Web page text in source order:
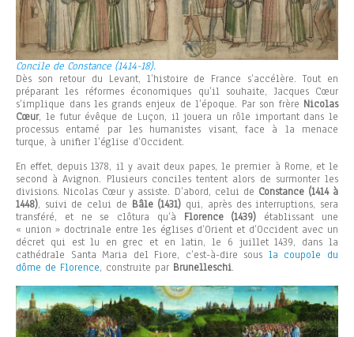
Concile de Constance (1414-18).
Dès son retour du Levant, l’histoire de France s’accélère. Tout en
préparant les réformes économiques qu’il souhaite, Jacques Cœur
s’implique dans les grands enjeux de l’époque. Par son frère Nicolas
Cœur, le futur évêque de Luçon, il jouera un rôle important dans le
processus entamé par les humanistes visant, face à la menace
turque, à unifier l’église d’Occident.
En effet, depuis 1378, il y avait deux papes, le premier à Rome, et le
second à Avignon. Plusieurs conciles tentent alors de surmonter les
divisions. Nicolas Cœur y assiste. D’abord, celui de Constance (1414 à
1448), suivi de celui de Bâle (1431) qui, après des interruptions, sera
transféré, et ne se clôtura qu’à Florence (1439) établissant une
« union » doctrinale entre les églises d’Orient et d’Occident avec un
décret qui est lu en grec et en latin, le 6 juillet 1439, dans la
cathédrale Santa Maria del Fiore, c’est-à-dire sous la coupole du
dôme de Florence, construite par Brunelleschi.